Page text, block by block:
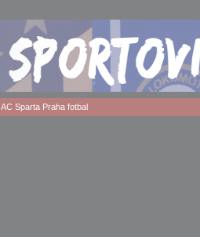
AC Sparta Prahafotbal